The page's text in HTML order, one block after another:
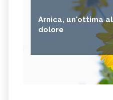
Arnica, un'ottima
dolore